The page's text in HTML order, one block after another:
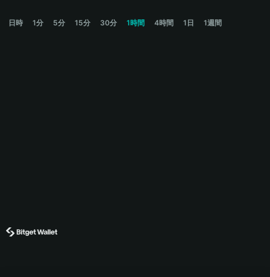
日時 1分 5分 15分 30分 1時間 4時間 1日 1週間